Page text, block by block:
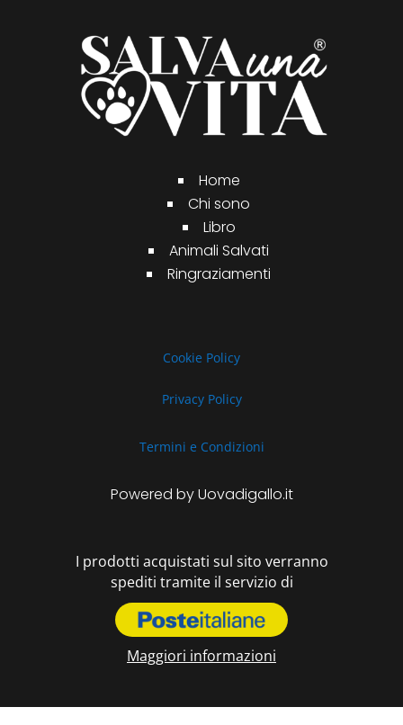
Home
Chi sono
Libro
Animali Salvati
Ringraziamenti
Cookie Policy
Privacy Policy
Termini e Condizioni
Powered by Uovadigallo.it
I prodotti acquistati sul sito verranno
spediti tramite il servizio di
Maggiori informazioni